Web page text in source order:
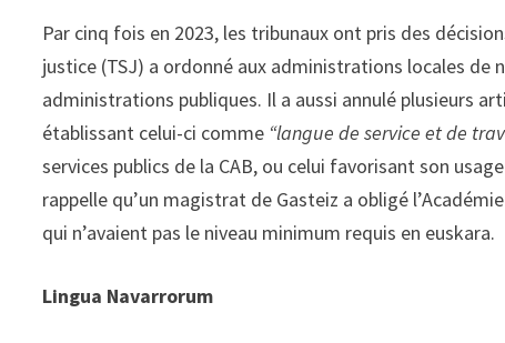
Par cinq fois en 2023, les tribunaux ont pris des
justice (TSJ) a ordonné aux administrations locales de
administrations publiques. Il a aussi annulé plusieurs
établissant celui-ci comme “langue de service et de
services publics de la CAB, ou celui favorisant son
rappelle qu’un magistrat de Gasteiz a obligé
qui n’avaient pas le niveau minimum requis en euskara.
Lingua Navarrorum